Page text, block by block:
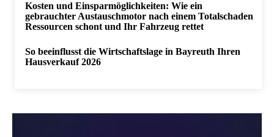
Kosten und Einsparmöglichkeiten: Wie ein
gebrauchter Austauschmotor nach einem Totalschaden
Ressourcen schont und Ihr Fahrzeug rettet
So beeinflusst die Wirtschaftslage in Bayreuth Ihren
Hausverkauf 2026